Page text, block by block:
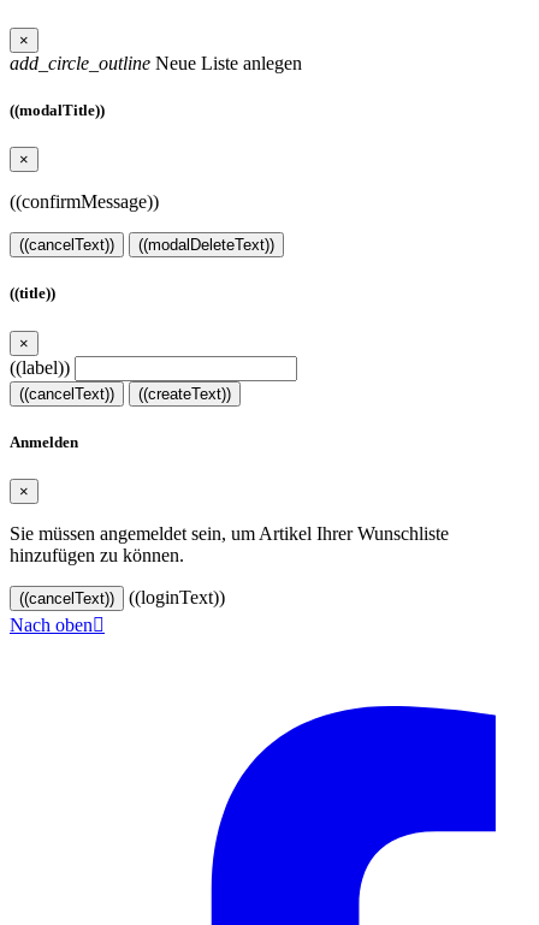
×
add_circle_outline Neue Liste anlegen
((modalTitle))
×
((confirmMessage))
((cancelText)) ((modalDeleteText))
((title))
×
((label))
((cancelText)) ((createText))
Anmelden
×
Sie müssen angemeldet sein, um Artikel Ihrer Wunschliste
hinzufügen zu können.
((cancelText))
((loginText))
Nach oben